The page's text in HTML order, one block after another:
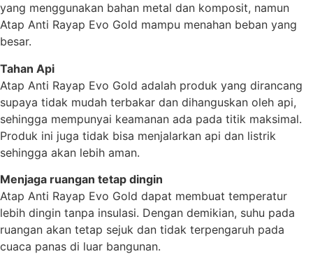
yang menggunakan bahan metal dan komposit, namun
Atap Anti Rayap Evo Gold mampu menahan beban yang
besar.
Tahan Api
Atap Anti Rayap Evo Gold adalah produk yang dirancang
supaya tidak mudah terbakar dan dihanguskan oleh api,
sehingga mempunyai keamanan ada pada titik maksimal.
Produk ini juga tidak bisa menjalarkan api dan listrik
sehingga akan lebih aman.
Menjaga ruangan tetap dingin
Atap Anti Rayap Evo Gold dapat membuat temperatur
lebih dingin tanpa insulasi. Dengan demikian, suhu pada
ruangan akan tetap sejuk dan tidak terpengaruh pada
cuaca panas di luar bangunan.